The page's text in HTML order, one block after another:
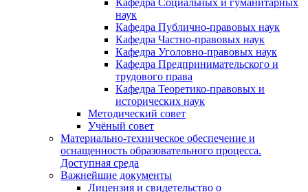
Кафедра Социальных и гуманитарных
наук
Кафедра Публично-правовых наук
Кафедра Частно-правовых наук
Кафедра Уголовно-правовых наук
Кафедра Предпринимательского и
трудового права
Кафедра Теоретико-правовых и
исторических наук
Методический совет
Учёный совет
Материально-техническое обеспечение и
оснащенность образовательного процесса.
Доступная среда
Важнейшие документы
Лицензия и свидетельство о